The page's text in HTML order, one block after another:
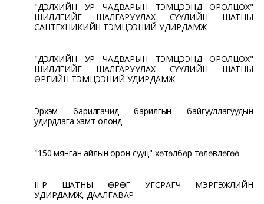
"ДЭЛХИЙН УР ЧАДВАРЫН ТЭМЦЭЭНД ОРОЛЦОХ"
ШИЛДГИЙГ ШАЛГАРУУЛАХ СҮҮЛИЙН ШАТНЫ
САНТЕХНИКИЙН ТЭМЦЭЭНИЙ УДИРДАМЖ
"ДЭЛХИЙН УР ЧАДВАРЫН ТЭМЦЭЭНД ОРОЛЦОХ"
ШИЛДГИЙГ ШАЛГАРУУЛАХ СҮҮЛИЙН ШАТНЫ
ӨРГИЙН ТЭМЦЭЭНИЙ УДИРДАМЖ
Эрхэм барилгачид барилгын байгууллагуудын
удирдлага хамт олонд
"150 мянган айлын орон сууц" хөтөлбөр төлөвлөгөө
II-Р ШАТНЫ ӨРӨГ УГСРАГЧ МЭРГЭЖЛИЙН
УДИРДАМЖ, ДААЛГАВАР